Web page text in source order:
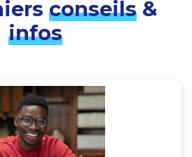
conseils&
infos